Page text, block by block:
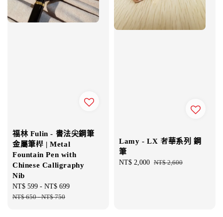
福林 Fulin - 書法尖鋼筆
金屬筆桿 | Metal
Fountain Pen with
Chinese Calligraphy
Nib
Sale
price
NT$ 599 - NT$ 699
NT$ 650-NT$ 750
Lamy - LX 奢華系列 鋼
筆
Sale
NT$ 2,000 Regular
NT$ 2,600